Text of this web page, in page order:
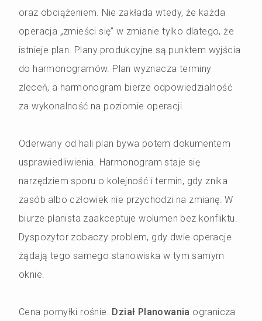
oraz obciążeniem. Nie zakłada wtedy, że każda
operacja „zmieści się” w zmianie tylko dlatego, że
istnieje plan. Plany produkcyjne są punktem wyjścia
do harmonogramów. Plan wyznacza terminy
zleceń, a harmonogram bierze odpowiedzialność
za wykonalność na poziomie operacji.
Oderwany od hali plan bywa potem dokumentem
usprawiedliwienia. Harmonogram staje się
narzędziem sporu o kolejność i termin, gdy znika
zasób albo człowiek nie przychodzi na zmianę. W
biurze planista zaakceptuje wolumen bez konfliktu.
Dyspozytor zobaczy problem, gdy dwie operacje
żądają tego samego stanowiska w tym samym
oknie.
Cena pomyłki rośnie. Dział Planowania ogranicza